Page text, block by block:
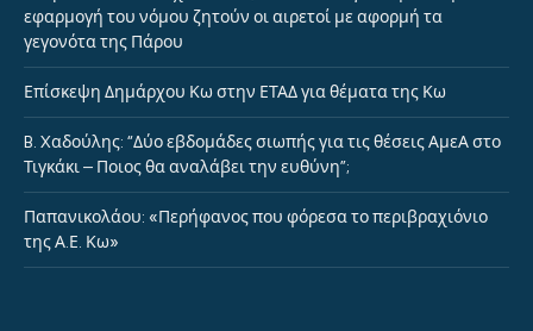
εφαρμογή του νόμου ζητούν οι αιρετοί με αφορμή τα
γεγονότα της Πάρου
Επίσκεψη Δημάρχου Κω στην ΕΤΑΔ για θέματα της Κω
B. Xαδούλης: “Δύο εβδομάδες σιωπής για τις θέσεις ΑμεΑ στο
Τιγκάκι – Ποιος θα αναλάβει την ευθύνη”;
Παπανικολάου: «Περήφανος που φόρεσα το περιβραχιόνιο
της Α.Ε. Κω»